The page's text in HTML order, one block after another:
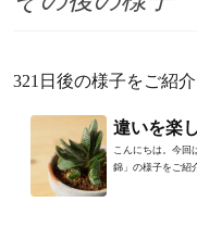
321日後の様子をご紹介
違いを楽
こんにちは。今回
錦」の様子をご紹